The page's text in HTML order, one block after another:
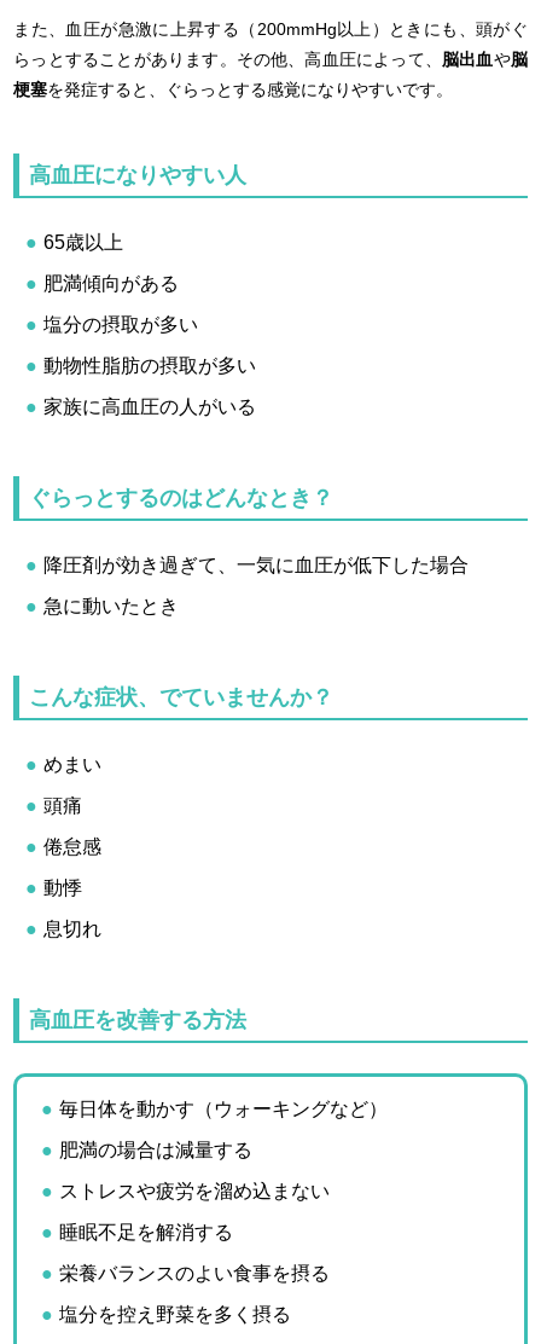
また、血圧が急激に上昇する（200mmHg以上）ときにも、頭がぐ
らっとすることがあります。その他、高血圧によって、 脳出血や脳
梗塞を発症すると、ぐらっとする感覚になりやすいです。
高血圧になりやすい人
65歳以上
肥満傾向がある
塩分の摂取が多い
動物性脂肪の摂取が多い
家族に高血圧の人がいる
ぐらっとするのはどんなとき？
降圧剤が効き過ぎて、一気に血圧が低下した場合
急に動いたとき
こんな症状、でていませんか？
めまい
頭痛
倦怠感
動悸
息切れ
高血圧を改善する方法
毎日体を動かす（ウォーキングなど）
肥満の場合は減量する
ストレスや疲労を溜め込まない
睡眠不足を解消する
栄養バランスのよい食事を摂る
塩分を控え野菜を多く摂る